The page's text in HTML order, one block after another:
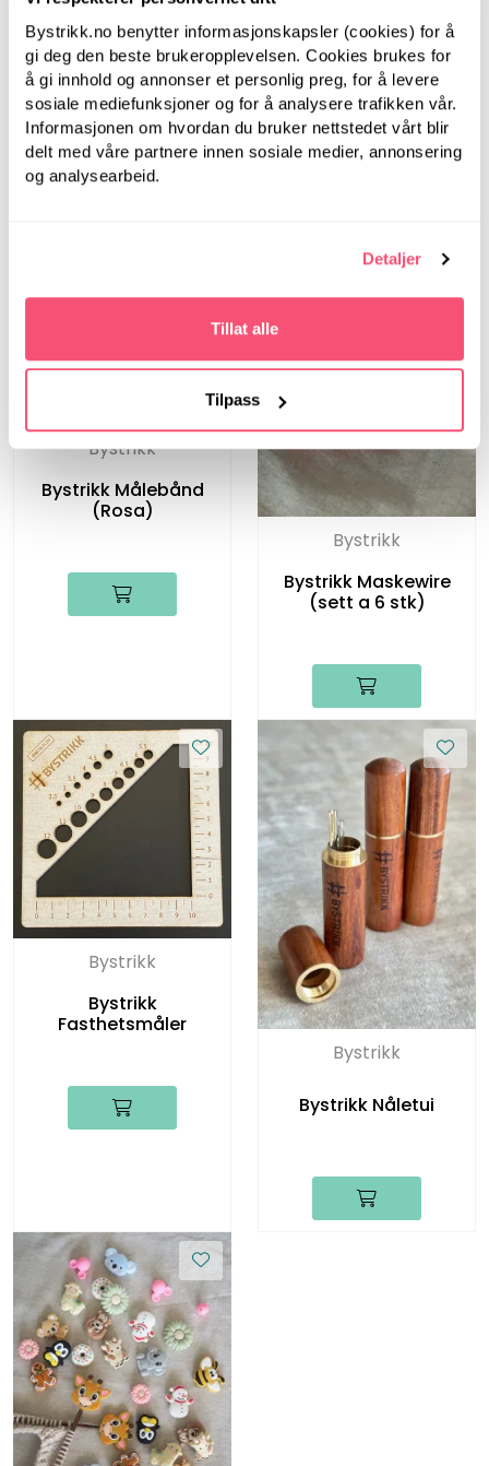
Bystrikk.no benytter informasjonskapsler (cookies) for å
gi deg den beste brukeropplevelsen. Cookies brukes for
å gi innhold og annonser et personlig preg, for å levere
sosiale mediefunksjoner og for å analysere trafikken vår.
Informasjonen om hvordan du bruker nettstedet vårt blir
delt med våre partnere innen sosiale medier, annonsering
og analysearbeid.
Detaljer
Tillat alle
Tilpass
LanternMoon
Lantern Moon, 40 cm,
3.00 mm -
Rundpinner i tre
Lantern Moon, 60 cm,
3.00 mm -
Rundpinner i tre
Bystrikk
Bystrikk Målebånd
(Rosa)
Bystrikk
Bystrikk Maskewire
(sett a 6 stk)
Bystrikk
Bystrikk
Fasthetsmåler
Bystrikk
Bystrikk Nåletui